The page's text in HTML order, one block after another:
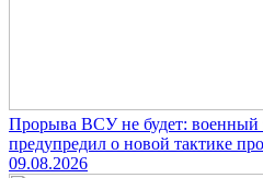
Прорыва ВСУ не будет: военный
предупредил о новой тактике
09.08.2026